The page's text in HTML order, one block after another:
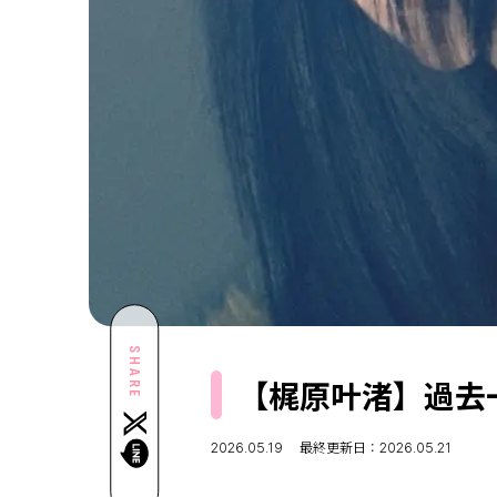
SHARE 【梶原叶渚】過
2026.05.19 最終更新日：2026.05.21